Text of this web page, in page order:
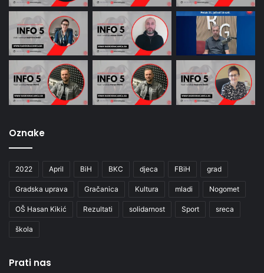
Oznake
2022 April BiH BKC djeca FBiH grad
Gradska uprava Gračanica Kultura mladi Nogomet
OŠ Hasan Kikić Rezultati solidarnost Sport sreca
škola
Prati nas